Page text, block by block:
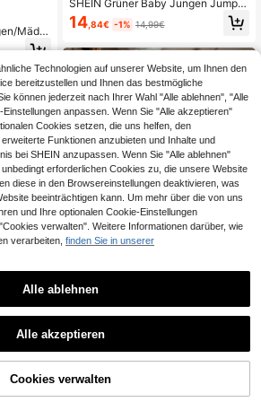
Mädc
Sitze
für
La
SHEIN Grüner Baby Jungen Jumps
uit Romper | Weste Hose Set, lässig
er minimalistischer Alltagsstil, weic
hase
14 ,84€ -1% 14,99€
Lullasweet
EU Warehouse
Sie zeichnet sich durch Diamantmu
ster, weiße, graue, königsblaue gest
rickte Streifen, einen langärmeligen
Pullover im Nahost-Stil und einen K
18
Technologien auf unserer Website, um Ihnen den
bereitzustellen und Ihnen das bestmögliche
können jederzeit nach Ihrer Wahl "Alle ablehnen", "Alle
anpassen. Wenn Sie "Alle akzeptieren"
Cookies setzen, die uns helfen, den
Funktionen anzubieten und Inhalte und
bei SHEIN anzupassen. Wenn Sie "Alle ablehnen"
erforderlichen Cookies zu, die unsere Website
diese in den Browsereinstellungen deaktivieren, was
beeinträchtigen kann. Um mehr über die von uns
und Ihre optionalen Cookie-Einstellungen
verwalten". Weitere Informationen darüber, wie
verarbeiten, finden Sie in unserer
Alle ablehnen
Alle akzeptieren
Cookies verwalten